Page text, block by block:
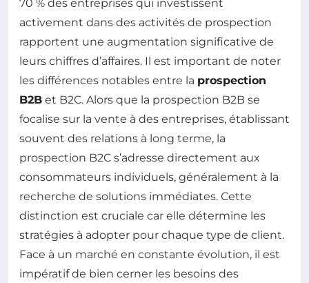
70 % des entreprises qui investissent
activement dans des activités de prospection
rapportent une augmentation significative de
leurs chiffres d’affaires. Il est important de noter
les différences notables entre la prospection
B2B et B2C. Alors que la prospection B2B se
focalise sur la vente à des entreprises, établissant
souvent des relations à long terme, la
prospection B2C s’adresse directement aux
consommateurs individuels, généralement à la
recherche de solutions immédiates. Cette
distinction est cruciale car elle détermine les
stratégies à adopter pour chaque type de client.
Face à un marché en constante évolution, il est
impératif de bien cerner les besoins des